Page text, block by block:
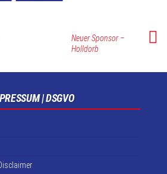
Neuer Sponsor –
Holldorb
| DSGVO